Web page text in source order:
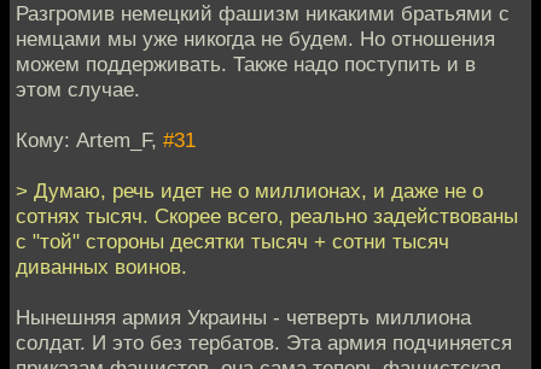
Разгромив немецкий фашизм никакими братьями с
немцами мы уже никогда не будем. Но отношения
можем поддерживать. Также надо поступить и в
этом случае.
Кому: Artem_F, #31
> Думаю, речь идет не о миллионах, и даже не о
сотнях тысяч. Скорее всего, реально задействованы
с "той" стороны десятки тысяч + сотни тысяч
диванных воинов.
Нынешняя армия Украины - четверть миллиона
солдат. И это без тербатов. Эта армия подчиняется